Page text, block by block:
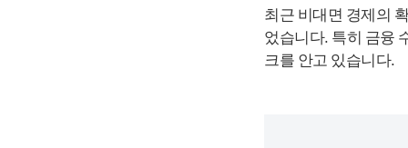
최근 비대면 경제의
었습니다. 특히 금융
크를 안고 있습니다.